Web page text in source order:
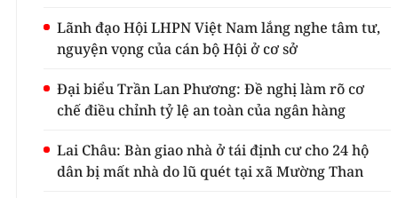
Lãnh đạo Hội LHPN Việt Nam lắng nghe tâm tư,
nguyện vọng của cán bộ Hội ở cơ sở
Đại biểu Trần Lan Phương: Đề nghị làm rõ cơ
chế điều chỉnh tỷ lệ an toàn của ngân hàng
Lai Châu: Bàn giao nhà ở tái định cư cho 24 hộ
dân bị mất nhà do lũ quét tại xã Mường Than